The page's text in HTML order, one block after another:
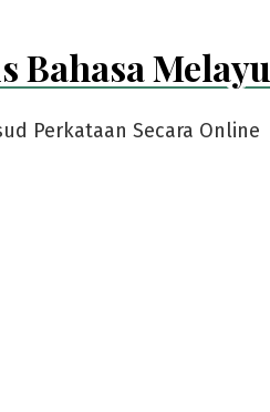
Bahasa Melayu
Perkataan Secara Online